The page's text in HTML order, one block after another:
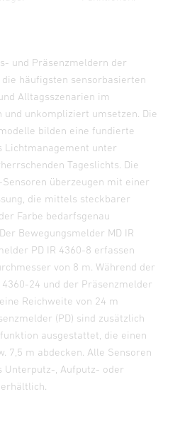
und Präsenzmeldern der
häufigsten sensorbasierten
Alltagsszenarien im
unkompliziert umsetzen. Die
bilden eine fundierte
Lichtmanagement unter
Tageslichts. Die
überzeugen mit einer
die mittels steckbarer
Farbe bedarfsgenau
Bewegungsmelder MD IR
PD IR 4360-8 erfassen
von 8 m. Während der
24 und der Präsenzmelder
Reichweite von 24 m
(PD) sind zusätzlich
ausgestattet, die einen
7,5 m abdecken. Alle Sensoren
Unterputz-, Aufputz- oder